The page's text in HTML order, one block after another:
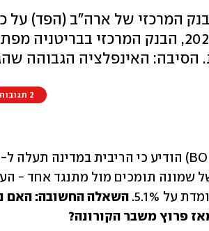
המרכזי של ארה"ב (הפד) על
3 פעמים במהלך שנת 2022, הבנק המרכזי
האינפלציה הגבוהה
2 תגובות
על 5.1%.
פרוץ משבר הקורונה?